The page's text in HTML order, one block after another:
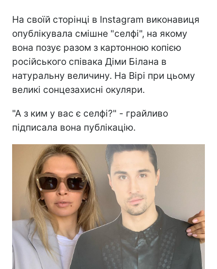
На своїй сторінці в Instagram виконавиця
опублікувала смішне "селфі", на якому
вона позує разом з картонною копією
російського співака Діми Білана в
натуральну величину. На Вірі при цьому
великі сонцезахисні окуляри.
"А з ким у вас є селфі?" - грайливо
підписала вона публікацію.